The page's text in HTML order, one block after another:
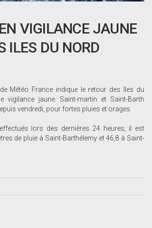
VIGILANCE JAUNE
ILES DU NORD
de Météo France indique le retour des Iles du
vigilance jaune. Saint-martin et Saint-Barth
vendredi, pour fortes pluies et orages.
lors des dernières 24 heures, il est
de pluie à Saint-Barthélemy et 46,8 à Saint-